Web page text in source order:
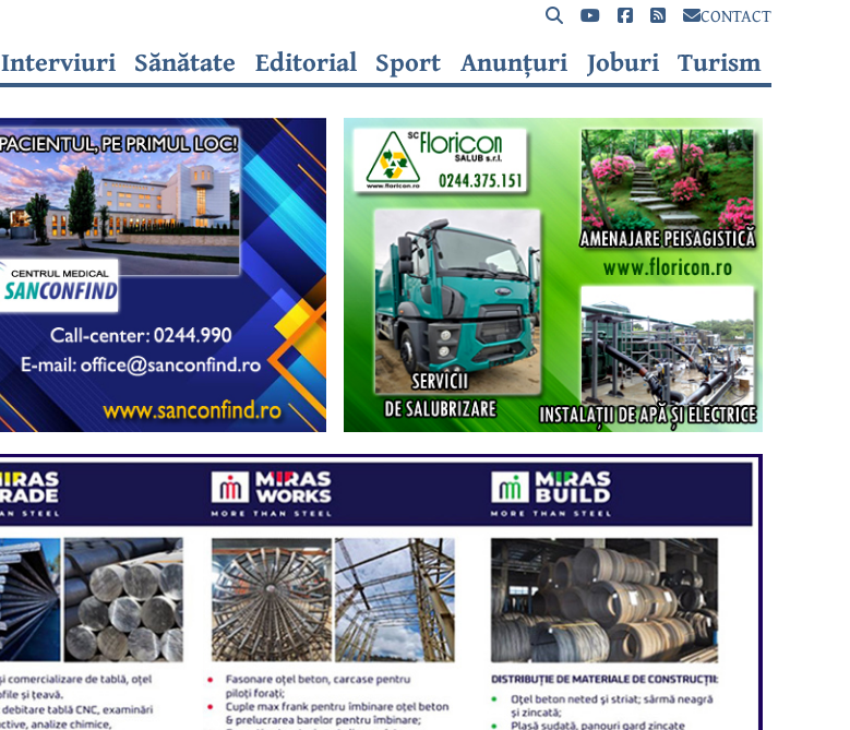
CONTACT
Interviuri Sănătate Editorial Sport Anunțuri Joburi Turism